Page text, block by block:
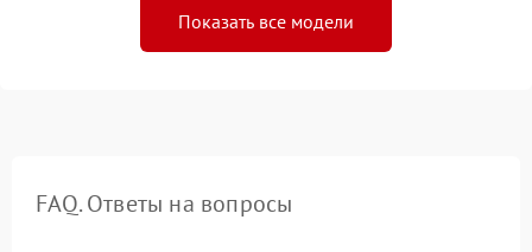
Показать все модели
FAQ. Ответы на вопросы